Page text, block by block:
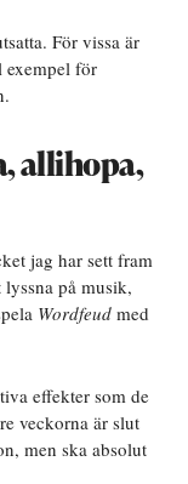
För vissa är
exempel för
allihopa,
jag har sett fram
på musik,
Wordfeud med
effekter som de
veckorna är slut
men ska absolut